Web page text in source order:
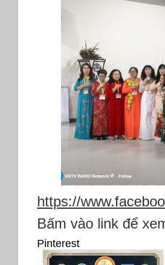
https://
Bấm vào link để
Pinterest